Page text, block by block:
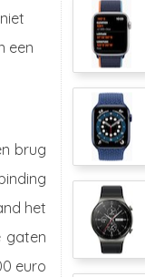
een
brug
het
gaten
euro